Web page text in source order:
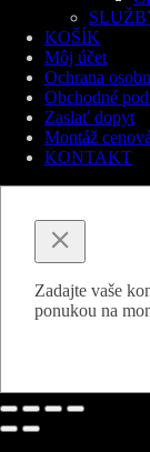
KOŠÍK
Môj účet
Ochrana
Obchodné
Zaslať dopyt
Montáž
KONTAKT
Zadajte vaše
ponukou na